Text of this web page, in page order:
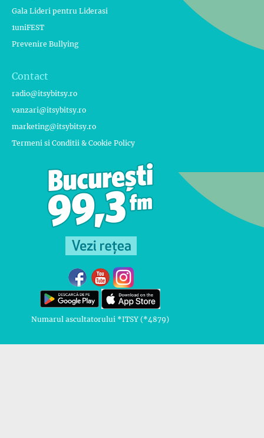
Gala Lideri pentru Liderasi
1uniFEST
Prevenire Bullying
Contact
radio@itsybitsy.ro
vanzari@itsybitsy.ro
marketing@itsybitsy.ro
Termeni si Conditii & Cookie Policy
Numarul ascultatorului *ITSY (*4879)